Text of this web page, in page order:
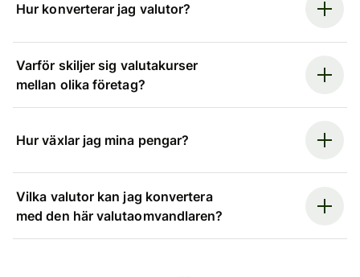
Hur konverterar jag valutor?
Varför skiljer sig valutakurser
mellan olika företag?
Hur växlar jag mina pengar?
Vilka valutor kan jag konvertera
med den här valutaomvandlaren?